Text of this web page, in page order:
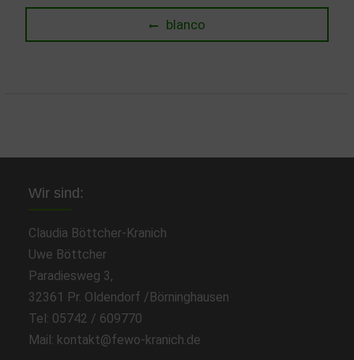
Beitragsnavigation Previous
post:
blanco
Wir sind:
Claudia Böttcher-Kranich
Uwe Böttcher
Paradiesweg 3,
32361 Pr. Oldendorf /Börninghausen
Tel: 05742 / 609770
Mail: kontakt@fewo-kranich.de